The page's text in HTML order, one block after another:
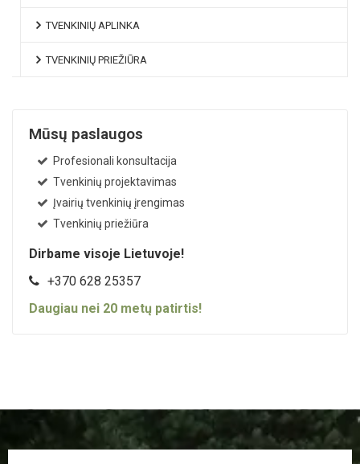
TVENKINIŲ APLINKA
TVENKINIŲ PRIEŽIŪRA
Mūsų paslaugos
Profesionali konsultacija
Tvenkinių projektavimas
Įvairių tvenkinių įrengimas
Tvenkinių priežiūra
Dirbame visoje Lietuvoje!
+370 628 25357
Daugiau nei 20 metų patirtis!